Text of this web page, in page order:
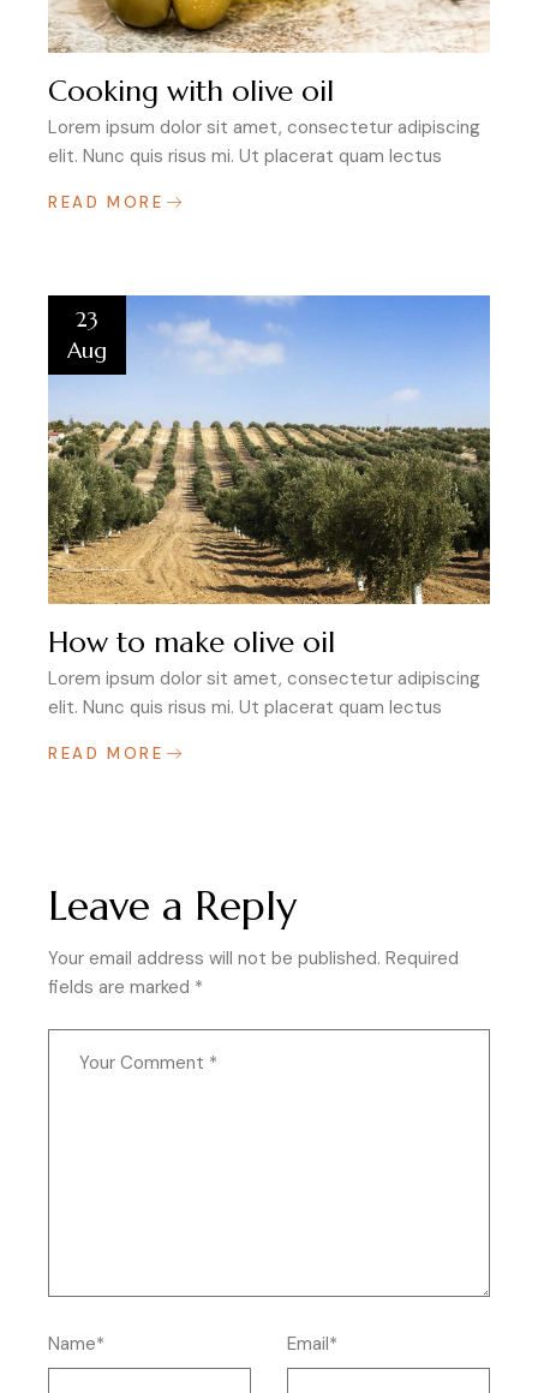
Cooking with olive oil
Lorem ipsum dolor sit amet, consectetur adipiscing
elit. Nunc quis risus mi. Ut placerat quam lectus
READ MORE
23
Aug
How to make olive oil
Lorem ipsum dolor sit amet, consectetur adipiscing
elit. Nunc quis risus mi. Ut placerat quam lectus
READ MORE
Leave a Reply
Your email address will not be published. Required
fields are marked *
Name* Email*